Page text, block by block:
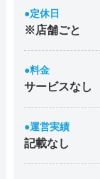
●定休日
※店舗ごと
●料金
サービスなし
●運営実績
記載なし